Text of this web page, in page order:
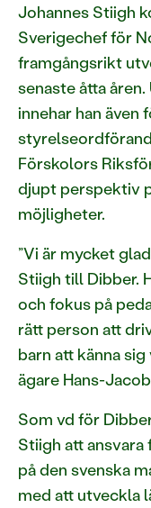
Johannes Stiigh
Sverigechef för
framgångsrikt
senaste åtta
innehar han
Förskolors
djupt perspektiv
möjligheter.
”Vi är mycket
Stiigh till Dibber.
och fokus på
rätt person att
barn att känna
ägare Hans-
Som vd för
Stiigh att
på den svenska
med att utveckla